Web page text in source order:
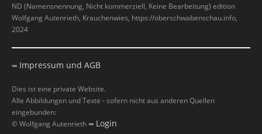
ND (Namensnennung, Nicht kommerziell, Keine Bearbeitung) edition
Wolfgang Autenrieth, Krauchenwies, https://oberschwabenschau.info,
2024
➥ Impressum und AGB
Dies ist eine private Website.
Alle Abbildungen und Texte - sofern nicht aus anderen Quellen
eingebunden:
© Wolfgang Autenrieth ➥ Login